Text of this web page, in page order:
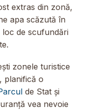
extras din zonă,
apa scăzută în
loc de scufundări
zonele turistice
planifică o
de Stat și
vea nevoie